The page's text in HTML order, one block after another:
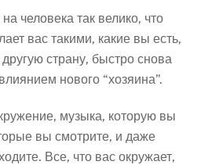
человека так велико, что
вас такими, какие вы есть,
страну, быстро снова
нового “хозяина”.
музыка, которую вы
вы смотрите, и даже
Все, что вас окружает,